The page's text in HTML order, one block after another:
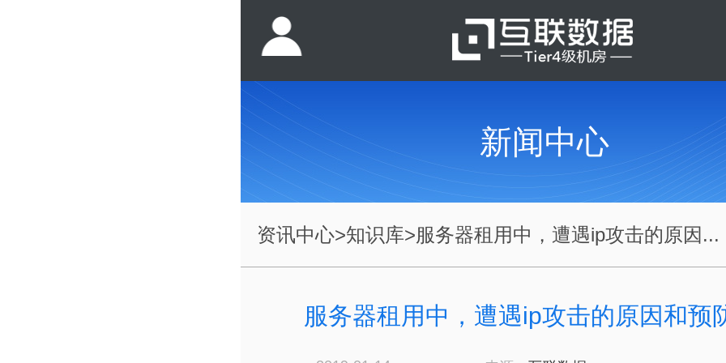
新闻中心
资讯中心>知识库>服务器租用中，遭遇ip攻击的原因...
服务器租用中，遭遇ip攻击的原因和预